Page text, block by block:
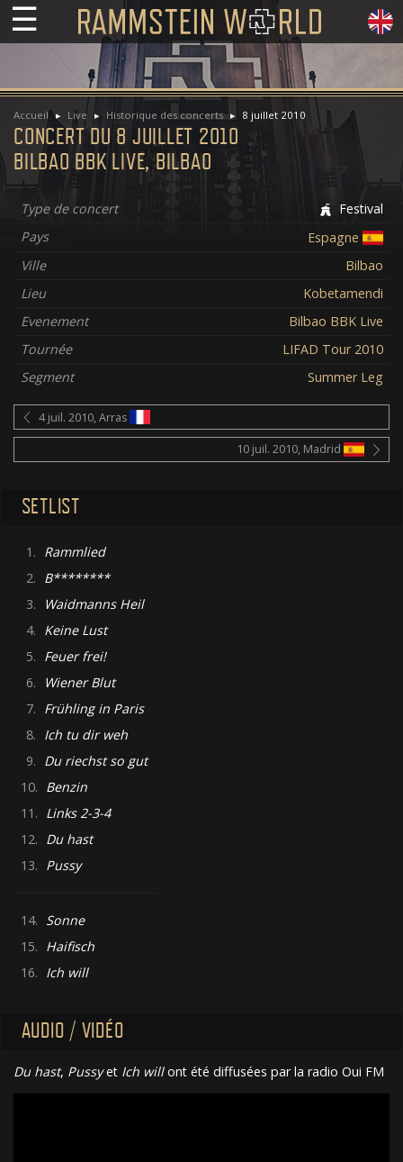
☰
Accueil Live Historique des concerts 8 juillet 2010
CONCERT DU 8 JUILLET 2010
BILBAO BBK LIVE, BILBAO
Type de concert
Festival
Pays
Espagne
Ville
Bilbao
Lieu
Kobetamendi
Evenement
Bilbao BBK Live
Tournée
LIFAD Tour 2010
Segment
Summer Leg
4 juil. 2010, Arras
10 juil. 2010, Madrid
SETLIST
1. Rammlied
2. B********
3.
Waidmanns Heil
4. Keine Lust
5. Feuer frei!
6.
Wiener Blut
7. Frühling in Paris
8. Ich tu dir weh
9. Du riechst so gut
10. Benzin
11. Links 2-3-4
12. Du hast
13. Pussy
14. Sonne
15. Haifisch
16. Ich will
AUDIO / VIDÉO
Du hast, Pussyet Ich willont été diffusées par la radio Oui FM